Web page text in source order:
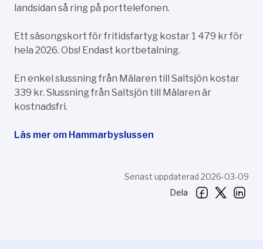
landsidan så ring på porttelefonen.
Ett säsongskort för fritidsfartyg kostar 1 479 kr för
hela 2026. Obs! Endast kortbetalning.
En enkel slussning från Mälaren till Saltsjön kostar
339 kr. Slussning från Saltsjön till Mälaren är
kostnadsfri.
Läs mer om Hammarbyslussen
Senast uppdaterad 2026-03-09
Dela